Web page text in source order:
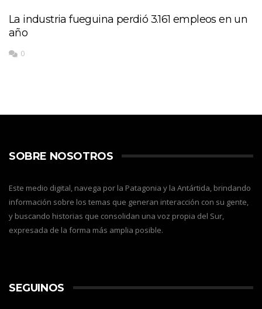
La industria fueguina perdió 3.161 empleos en un
año
0
SOBRE NOSOTROS
Este medio digital, navega por la Patagonia y la Antártida, brindando
información sobre los temas que generan interacción con su gente,
y buscando historias que consolidan una voz propia del Sur,
expresada de la forma más amplia posible.
SEGUINOS